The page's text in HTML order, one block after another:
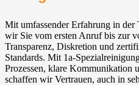
Mit umfassender Erfahrung in der
wir Sie vom ersten Anruf bis zur
Transparenz, Diskretion und
Standards. Mit 1a-
Prozessen, klare Kommunikation
schaffen wir Vertrauen, auch in